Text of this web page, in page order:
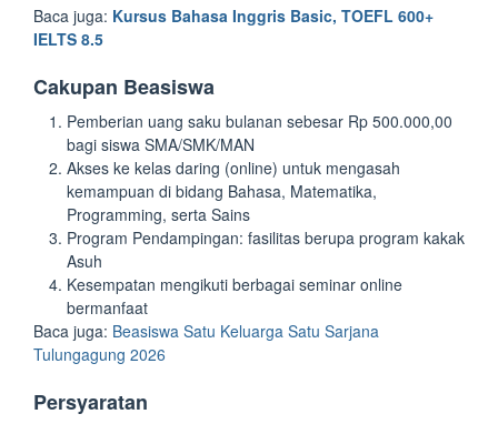
Baca juga: Kursus Bahasa Inggris Basic, TOEFL 600+
IELTS 8.5
Cakupan Beasiswa
Pemberian uang saku bulanan sebesar Rp 500.000,00
bagi siswa SMA/SMK/MAN
Akses ke kelas daring (online) untuk mengasah
kemampuan di bidang Bahasa, Matematika,
Programming, serta Sains
Program Pendampingan: fasilitas berupa program kakak
Asuh
Kesempatan mengikuti berbagai seminar online
bermanfaat
Baca juga: Beasiswa Satu Keluarga Satu Sarjana
Tulungagung 2026
Persyaratan